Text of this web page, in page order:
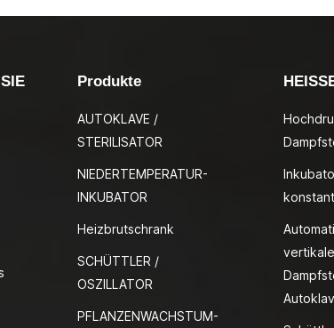
Produkte
AUTOKLAVE /
STERILISATOR
NIEDERTEMPERATUR-
INKUBATOR
Heizbrutschrank
SCHÜTTLER /
OSZILLATOR
PFLANZENWACHSTUM-
Autoklav